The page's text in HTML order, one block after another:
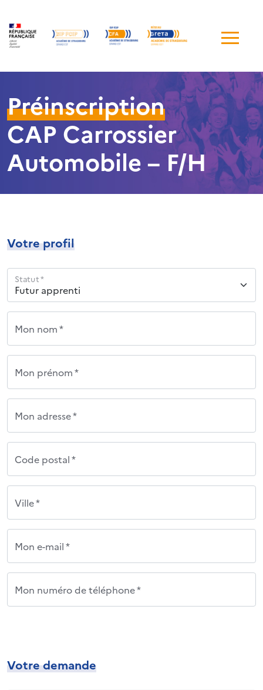
de
Préinscription
CAP Carrossier
Automobile – F/H
Votre profil
Statut *
Mon nom *
Mon prénom *
Mon adresse *
Code postal *
Ville *
Mon e-mail *
Mon numéro de téléphone *
Votre demande